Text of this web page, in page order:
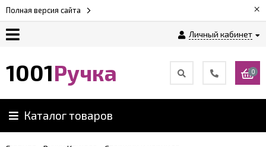
Полная версия сайта ×
Личный кабинет
1001Ручка 0
Каталог товаров